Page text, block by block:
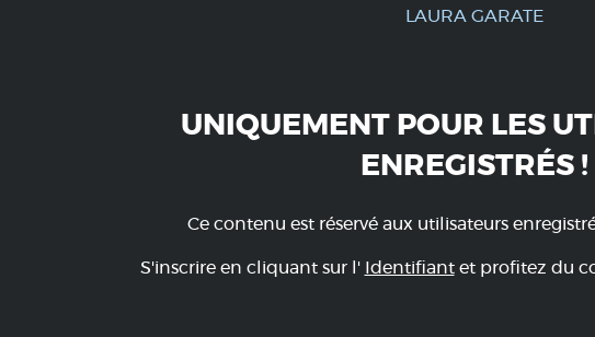
LAURA GARATE
UNIQUEMENT POUR LES
ENREGISTRÉS !
Ce contenu est réservé aux utilisateurs
S'inscrire en cliquant sur l' Identifiantet profitez du